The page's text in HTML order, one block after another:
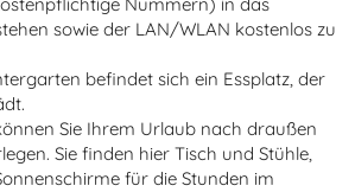
sowie der LAN/WLAN kostenlos zu
befindet sich ein Essplatz, der
Sie Ihrem Urlaub nach draußen
Sie finden hier Tisch und Stühle,
für die Stunden im